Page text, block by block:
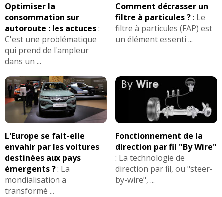
Optimiser la
consommation sur
autoroute : les actuces:
C'est une problématique
qui prend de l'ampleur
dans un ...
Comment décrasser un
filtre à particules ?: Le
filtre à particules (FAP) est
un élément essenti ...
L'Europe se fait-elle
envahir par les voitures
destinées aux pays
émergents ?: La
mondialisation a
transformé ...
Fonctionnement de la
direction par fil "By Wire"
: La technologie de
direction par fil, ou "steer-
by-wire", ...